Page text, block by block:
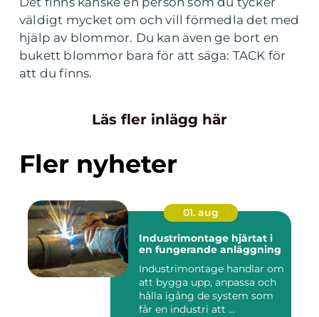
väldigt mycket om och vill förmedla det med
hjälp av blommor. Du kan även ge bort en
bukett blommor bara för att säga: TACK för
att du finns.
Läs fler inlägg här
Fler nyheter
01. aug
Industrimontage hjärtat i
en fungerande anläggning
Industrimontage handlar om
att bygga upp, anpassa och
hålla igång de system som
får en industri att ...